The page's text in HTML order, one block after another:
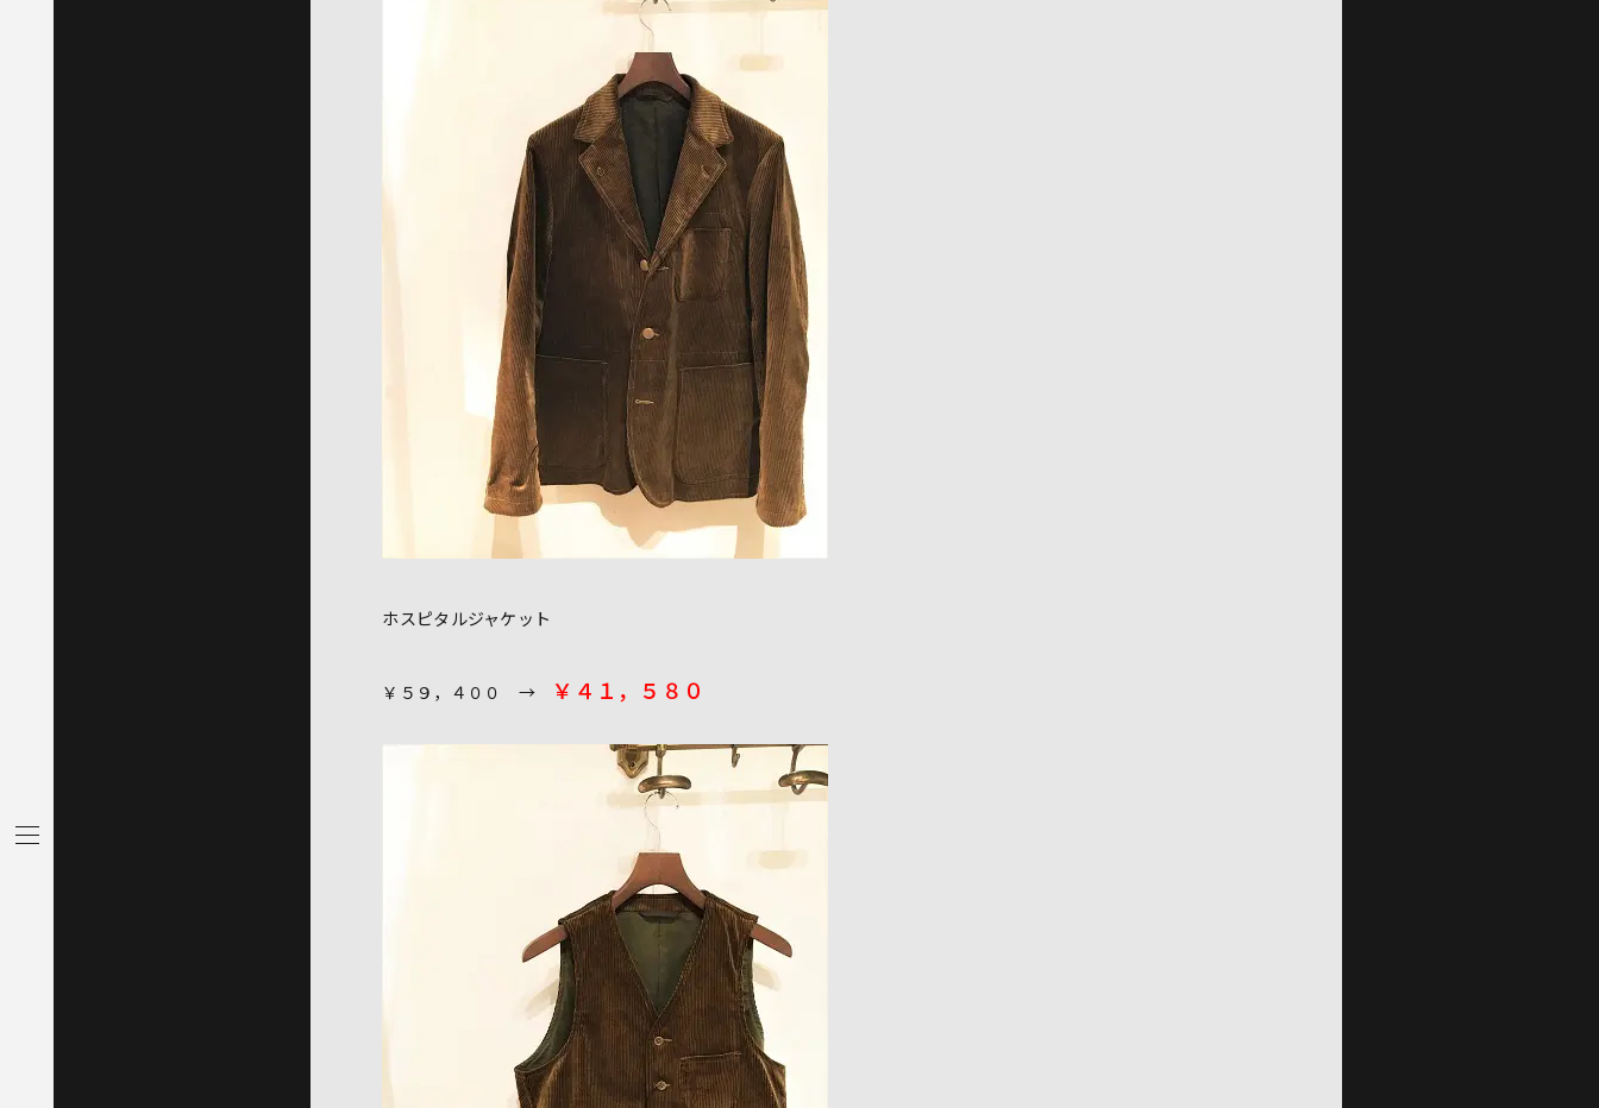
ホスピタルジャケット
￥５９，４００ → ￥４１，５８０